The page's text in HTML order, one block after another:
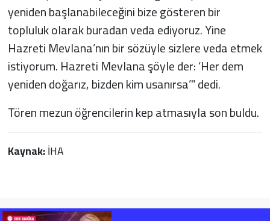
yeniden başlanabileceğini bize gösteren bir
topluluk olarak buradan veda ediyoruz. Yine
Hazreti Mevlana’nın bir sözüyle sizlere veda etmek
istiyorum. Hazreti Mevlana şöyle der: ‘Her dem
yeniden doğarız, bizden kim usanırsa’" dedi.
Tören mezun öğrencilerin kep atmasıyla son buldu.
Kaynak:İHA